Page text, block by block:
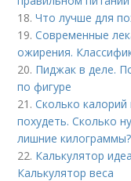
18.Что лучше для
19.Современные
ожирения.
20. Пиджак в деле.
по фигуре
21.Сколько
похудеть. Сколько
лишние килограммы?
22. Калькулятор
Калькулятор веса